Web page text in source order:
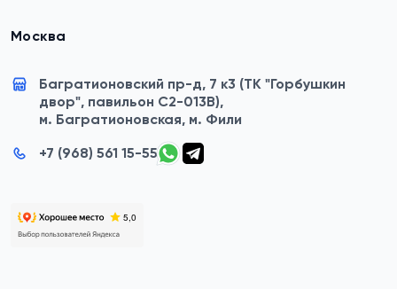
Москва
Багратионовский пр-д, 7 к3 (ТК "Горбушкин
двор", павильон C2-013B),
м. Багратионовская, м. Фили
+7 (968) 561 15-55